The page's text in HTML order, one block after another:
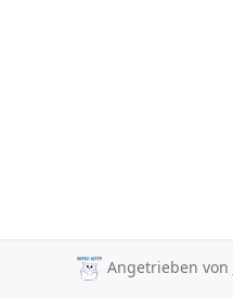
Angetrieben von